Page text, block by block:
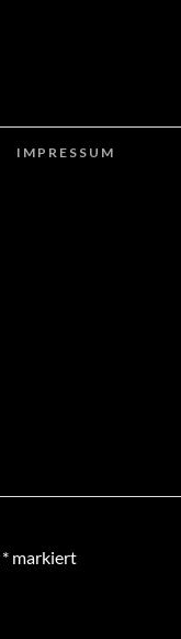
IMPRESSUM
* markiert